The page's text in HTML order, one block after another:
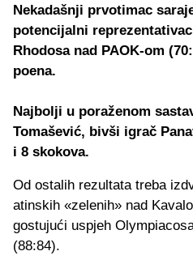
Nekadašnji prvotimac
potencijalni
Rhodosa nad PAOK-om
poena.
Najbolji u poraženom
Tomašević, bivši igrač
i 8 skokova.
Od ostalih rezultata treba
atinskih «zelenih» nad
gostujući uspjeh
(88:84).